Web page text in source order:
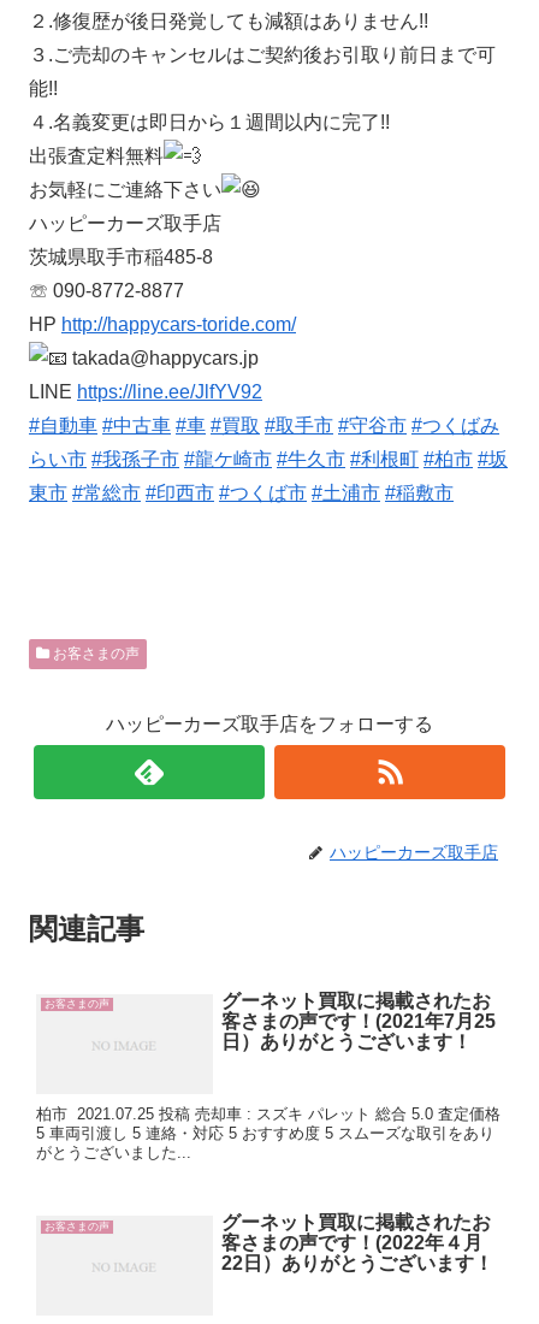
２.修復歴が後日発覚しても減額はありません!!
３.ご売却のキャンセルはご契約後お引取り前日まで可
能!!
４.名義変更は即日から１週間以内に完了!!
出張査定料無料
お気軽にご連絡下さい
ハッピーカーズ取手店
茨城県取手市稲485-8
☏ 090-8772-8877
HP http://happycars-toride.com/
takada@happycars.jp
LINE https://line.ee/JlfYV92
#自動車 #中古車 #車 #買取 #取手市 #守谷市 #つくばみ
らい市 #我孫子市 #龍ケ崎市 #牛久市 #利根町 #柏市 #坂
東市 #常総市 #印西市 #つくば市 #土浦市 #稲敷市
お客さまの声
ハッピーカーズ取手店をフォローする
ハッピーカーズ取手店
関連記事
お客さまの声
グーネット買取に掲載されたお
客さまの声です！(2021年7月25
日）ありがとうございます！
柏市 2021.07.25 投稿 売却車 : スズキ パレット 総合 5.0 査定価格
5 車両引渡し 5 連絡・対応 5 おすすめ度 5 スムーズな取引をあり
がとうございました...
お客さまの声
グーネット買取に掲載されたお
客さまの声です！(2022年４月
22日）ありがとうございます！